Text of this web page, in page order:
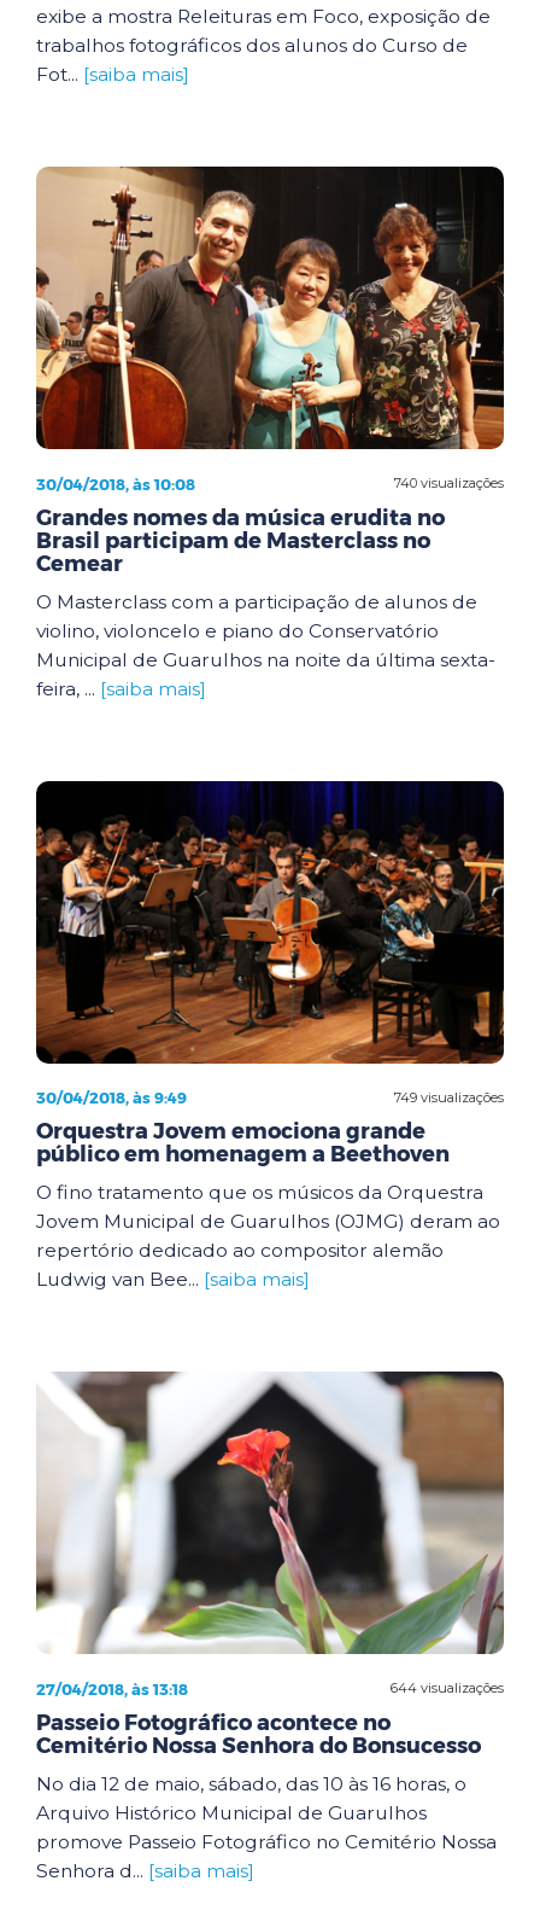
exibe a mostra Releituras em Foco, exposição de
trabalhos fotográficos dos alunos do Curso de
Fot... [saiba mais]
740 visualizações
30/04/2018, às 10:08
Grandes nomes da música erudita no
Brasil participam de Masterclass no
Cemear
O Masterclass com a participação de alunos de
violino, violoncelo e piano do Conservatório
Municipal de Guarulhos na noite da última sexta-
feira, ... [saiba mais]
749 visualizações
30/04/2018, às 9:49
Orquestra Jovem emociona grande
público em homenagem a Beethoven
O fino tratamento que os músicos da Orquestra
Jovem Municipal de Guarulhos (OJMG) deram ao
repertório dedicado ao compositor alemão
Ludwig van Bee... [saiba mais]
644 visualizações
27/04/2018, às 13:18
Passeio Fotográfico acontece no
Cemitério Nossa Senhora do Bonsucesso
No dia 12 de maio, sábado, das 10 às 16 horas, o
Arquivo Histórico Municipal de Guarulhos
promove Passeio Fotográfico no Cemitério Nossa
Senhora d... [saiba mais]